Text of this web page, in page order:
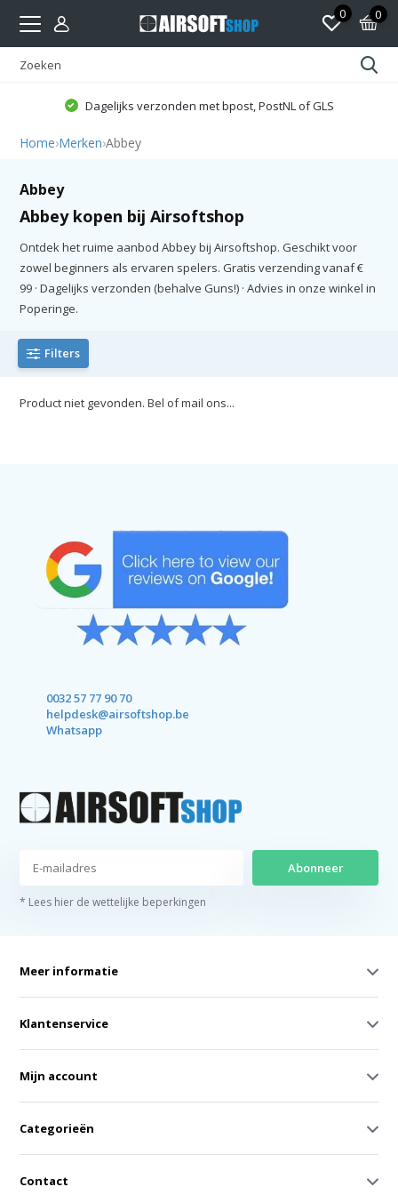
0 0
Dagelijks verzonden met bpost, PostNL of GLS
Home›Merken›Abbey
Abbey
Abbey kopen bij Airsoftshop
Ontdek het ruime aanbod Abbey bij Airsoftshop. Geschikt voor
zowel beginners als ervaren spelers. Gratis verzending vanaf €
99 · Dagelijks verzonden (behalve Guns!) · Advies in onze winkel in
Poperinge.
Filters
Product niet gevonden. Bel of mail ons...
0032 57 77 90 70
helpdesk@airsoftshop.be
Whatsapp
Abonneer
* Lees hier de wettelijke beperkingen
Meer informatie
Klantenservice
Mijn account
Categorieën
Contact